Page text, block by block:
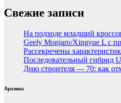
Свежие записи
На подходе младший
Geely Monjaro/Xingyue L с
Рассекречены
Последовательный гибрид
Дню строителя — 70: как
Архивы